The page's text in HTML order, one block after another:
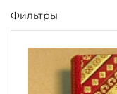
Тиснение
Цвет
Пол и возраст
Фильтры